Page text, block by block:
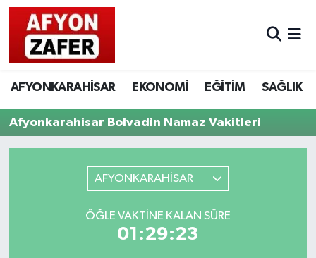
AFYONKARAHİSAR EKONOMİ EĞİTİM SAĞLIK
Afyonkarahisar Bolvadin Namaz Vakitleri
AFYONKARAHİSAR
ÖĞLE VAKTINE KALAN SÜRE
01:29:23